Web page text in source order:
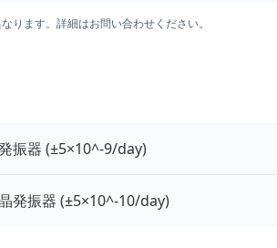
ます。詳細はお問い合わせください。
振器 (±5×10^-9/day)
発振器 (±5×10^-10/day)